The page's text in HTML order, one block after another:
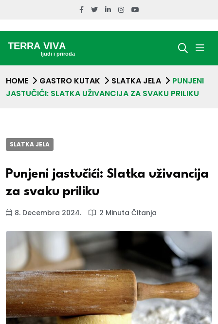
HOME GASTRO KUTAK SLATKA JELA
PUNJENI
JASTUČIĆI: SLATKA UŽIVANCIJA ZA SVAKU PRILIKU
SLATKA JELA
Punjeni jastučići: Slatka uživancija
za svaku priliku
8. Decembra 2024. 2 Minuta Čitanja